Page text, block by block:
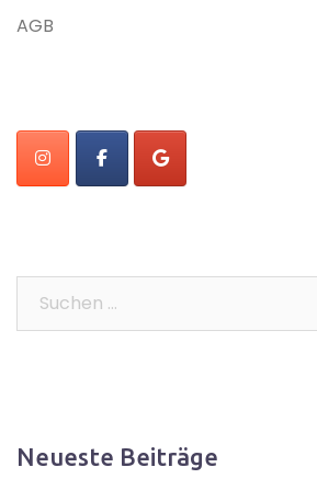
AGB
Suchen
Neueste Beiträge